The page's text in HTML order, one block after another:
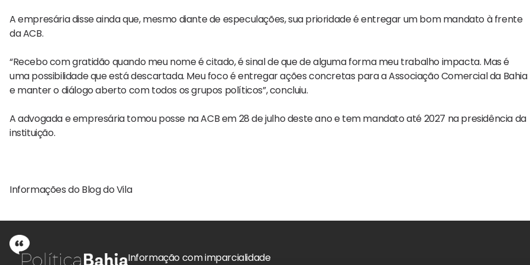
A empresária disse ainda que, mesmo diante de especulações, sua prioridade é entregar um bom mandato à frente
da ACB.
“Recebo com gratidão quando meu nome é citado, é sinal de que de alguma forma meu trabalho impacta. Mas é
uma possibilidade que está descartada. Meu foco é entregar ações concretas para a Associação Comercial da Bahia
e manter o diálogo aberto com todos os grupos políticos”, concluiu.
A advogada e empresária tomou posse na ACB em 28 de julho deste ano e tem mandato até 2027 na presidência da
instituição.
Informações do Blog do Vila
Informação com imparcialidade